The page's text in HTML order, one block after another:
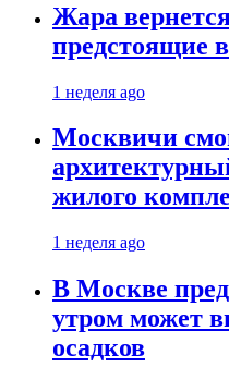
Жара
предстоящие
1 неделя ago
Москвичи
жилого
1 неделя ago
В Москве
утром может
осадков